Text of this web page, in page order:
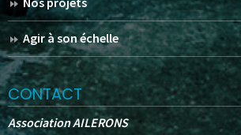
Agir à son échelle
CONTACT
Association AILERONS